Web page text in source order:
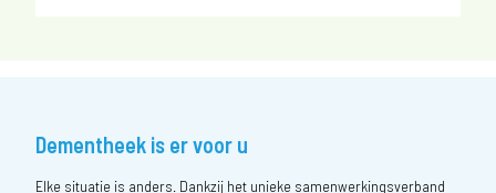
Dementheek is er voor u
Elke situatie is anders. Dankzij het unieke samenwerkingsverband